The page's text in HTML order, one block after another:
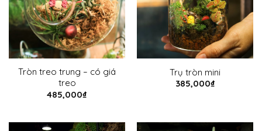
Tròn treo trung – có giá
treo
485,000₫
Trụ tròn mini
385,000₫